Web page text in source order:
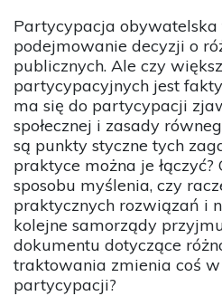
Partycypacja obywatelska
podejmowanie decyzji o
publicznych. Ale czy
partycypacyjnych jest
ma się do partycypacji
społecznej i zasady
są punkty styczne tych
praktyce można je
sposobu myślenia, czy
praktycznych rozwiązań i
kolejne samorządy
dokumentu dotyczące
traktowania zmienia coś
partycypacji?